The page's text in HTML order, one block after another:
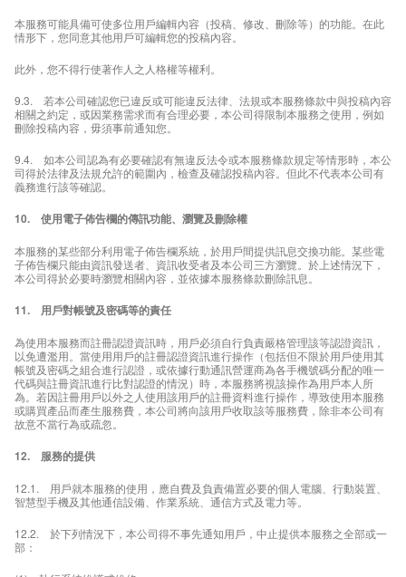
本服務可能具備可使多位用戶編輯內容（投稿、修改、刪除等）的功能。在此
情形下，您同意其他用戶可編輯您的投稿內容。
此外，您不得行使著作人之人格權等權利。
9.3. 若本公司確認您已違反或可能違反法律、法規或本服務條款中與投稿內容
相關之約定，或因業務需求而有合理必要，本公司得限制本服務之使用，例如
刪除投稿內容，毋須事前通知您。
9.4. 如本公司認為有必要確認有無違反法令或本服務條款規定等情形時，本公
司得於法律及法規允許的範圍內，檢查及確認投稿內容。但此不代表本公司有
義務進行該等確認。
10. 使用電子佈告欄的傳訊功能、瀏覽及刪除權
本服務的某些部分利用電子佈告欄系統，於用戶間提供訊息交換功能。某些電
子佈告欄只能由資訊發送者、資訊收受者及本公司三方瀏覽。於上述情況下，
本公司得於必要時瀏覽相關內容，並依據本服務條款刪除訊息。
11. 用戶對帳號及密碼等的責任
為使用本服務而註冊認證資訊時，用戶必須自行負責嚴格管理該等認證資訊，
以免遭濫用。當使用用戶的註冊認證資訊進行操作（包括但不限於用戶使用其
帳號及密碼之組合進行認證，或依據行動通訊營運商為各手機號碼分配的唯一
代碼與註冊資訊進行比對認證的情況）時，本服務將視該操作為用戶本人所
為。若因註冊用戶以外之人使用該用戶的註冊資料進行操作，導致使用本服務
或購買產品而產生服務費，本公司將向該用戶收取該等服務費，除非本公司有
故意不當行為或疏忽。
12. 服務的提供
12.1. 用戶就本服務的使用，應自費及負責備置必要的個人電腦、行動裝置、
智慧型手機及其他通信設備、作業系統、通信方式及電力等。
12.2. 於下列情況下，本公司得不事先通知用戶，中止提供本服務之全部或一
部：